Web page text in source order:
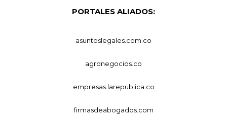
PORTALES ALIADOS:
asuntoslegales.com.co
agronegocios.co
empresas.larepublica.co
firmasdeabogados.com